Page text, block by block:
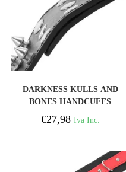
DARKNESS KULLS AND
BONES HANDCUFFS
WITH SPIKES
€27,98 Iva Inc.